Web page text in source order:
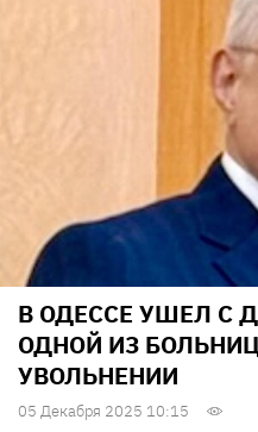
В ОДЕССЕ УШЕЛ С
ОДНОЙ ИЗ
УВОЛЬНЕНИИ
05 Декабря 2025 10:15